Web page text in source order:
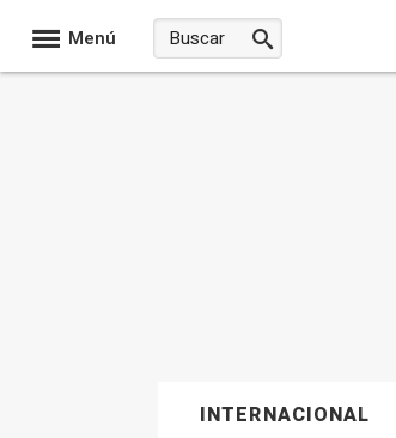
Menú
INTERNACIONAL